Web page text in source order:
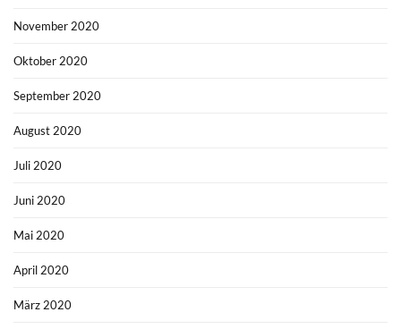
November 2020
Oktober 2020
September 2020
August 2020
Juli 2020
Juni 2020
Mai 2020
April 2020
März 2020